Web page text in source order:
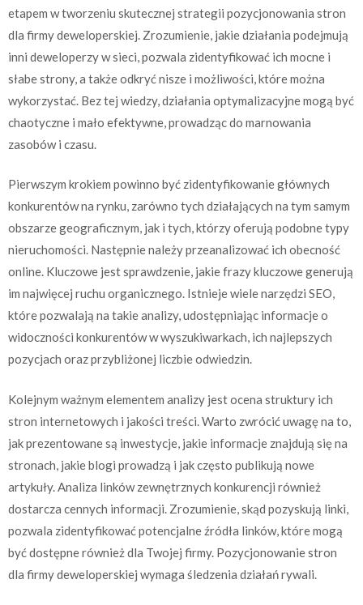
etapem w tworzeniu skutecznej strategii pozycjonowania stron
dla firmy deweloperskiej. Zrozumienie, jakie działania podejmują
inni deweloperzy w sieci, pozwala zidentyfikować ich mocne i
słabe strony, a także odkryć nisze i możliwości, które można
wykorzystać. Bez tej wiedzy, działania optymalizacyjne mogą być
chaotyczne i mało efektywne, prowadząc do marnowania
zasobów i czasu.
Pierwszym krokiem powinno być zidentyfikowanie głównych
konkurentów na rynku, zarówno tych działających na tym samym
obszarze geograficznym, jak i tych, którzy oferują podobne typy
nieruchomości. Następnie należy przeanalizować ich obecność
online. Kluczowe jest sprawdzenie, jakie frazy kluczowe generują
im najwięcej ruchu organicznego. Istnieje wiele narzędzi SEO,
które pozwalają na takie analizy, udostępniając informacje o
widoczności konkurentów w wyszukiwarkach, ich najlepszych
pozycjach oraz przybliżonej liczbie odwiedzin.
Kolejnym ważnym elementem analizy jest ocena struktury ich
stron internetowych i jakości treści. Warto zwrócić uwagę na to,
jak prezentowane są inwestycje, jakie informacje znajdują się na
stronach, jakie blogi prowadzą i jak często publikują nowe
artykuły. Analiza linków zewnętrznych konkurencji również
dostarcza cennych informacji. Zrozumienie, skąd pozyskują linki,
pozwala zidentyfikować potencjalne źródła linków, które mogą
być dostępne również dla Twojej firmy. Pozycjonowanie stron
dla firmy deweloperskiej wymaga śledzenia działań rywali.